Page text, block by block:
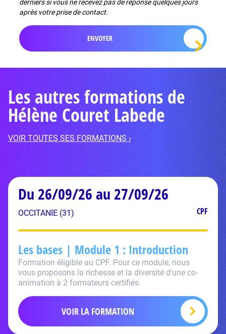
derniers si vous ne recevez pas de réponse quelques jours
après votre prise de contact.
Les autres formations de
Hélène Couret Labede
VOIR TOUTES SES FORMATIONS ›
Du 26/09/26 au 27/09/26
OCCITANIE (31) CPF
Les bases | Module 1 : Introduction
Formation éligible au CPF. Pour ce module, nous
vous proposons la richesse et la diversité d'une co-
animation à 2 formateurs certifiés.
VOIR LA FORMATION